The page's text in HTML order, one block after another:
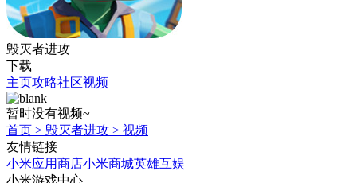
毁灭者进攻
下载
主页攻略社区视频
暂时没有视频~
首页 > 毁灭者进攻 > 视频
友情链接
小米应用商店小米商城英雄互娱
小米游戏中心